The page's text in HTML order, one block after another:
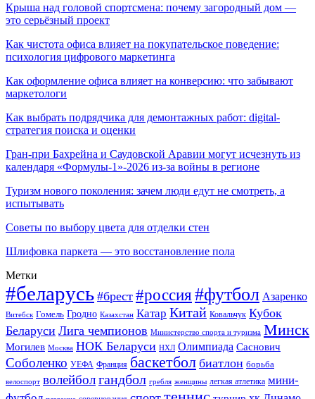
Крыша над головой спортсмена: почему загородный дом —
это серьёзный проект
Как чистота офиса влияет на покупательское поведение:
психология цифрового маркетинга
Как оформление офиса влияет на конверсию: что забывают
маркетологи
Как выбрать подрядчика для демонтажных работ: digital-
стратегия поиска и оценки
Гран-при Бахрейна и Саудовской Аравии могут исчезнуть из
календаря «Формулы-1»-2026 из-за войны в регионе
Туризм нового поколения: зачем люди едут не смотреть, а
испытывать
Советы по выбору цвета для отделки стен
Шлифовка паркета — это восстановление пола
Метки
#беларусь #брест #россия#футбол Азаренко
Витебск Гомель Гродно Казахстан Катар Китай Ковальчук Кубок
Беларуси Лига чемпионов Министерство спорта и туризма Минск
Могилев Москва НОК Беларуси НХЛ Олимпиада Саснович
Соболенко УЕФА Франция баскетбол биатлон борьба
велоспорт волейболгандбол гребля женщины легкая атлетика мини-